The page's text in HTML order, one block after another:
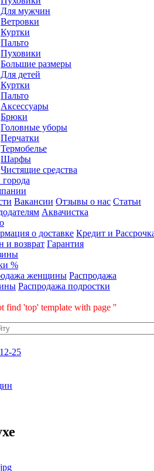
Для мужчин
Ветровки
Куртки
Пальто
Пуховики
Большие размеры
Для детей
Куртки
Пальто
Аксессуары
Брюки
Головные уборы
Перчатки
Термобелье
Шарфы
Чистящие средства
Вакансии Отзывы о нас Статьи
Аквачистка
о доставке Кредит и
и возврат Гарантия
%
женщины Распродажа
Распродажа подростки
find 'top' template with page ''
25